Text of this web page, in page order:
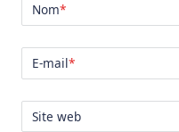
Nom*
E-mail*
Site web